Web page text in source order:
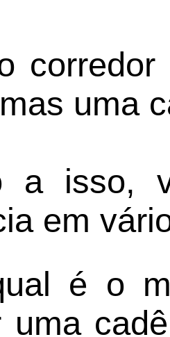
uma
a isso,
em
é o
uma